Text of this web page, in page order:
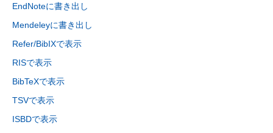
EndNoteに書き出し
Mendeleyに書き出し
Refer/BibIXで表示
RISで表示
BibTeXで表示
TSVで表示
ISBDで表示